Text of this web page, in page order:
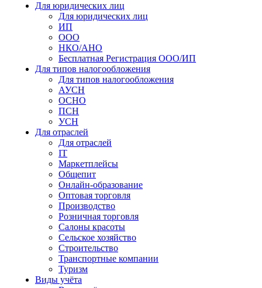
Для юридических лиц
Для юридических лиц
ИП
ООО
НКО/АНО
Бесплатная Регистрация ООО/ИП
Для типов налогообложения
Для типов налогообложения
АУСН
ОСНО
ПСН
УСН
Для отраслей
Для отраслей
IT
Маркетплейсы
Общепит
Онлайн-образование
Оптовая торговля
Производство
Розничная торговля
Салоны красоты
Сельское хозяйство
Строительство
Транспортные компании
Туризм
Виды учёта